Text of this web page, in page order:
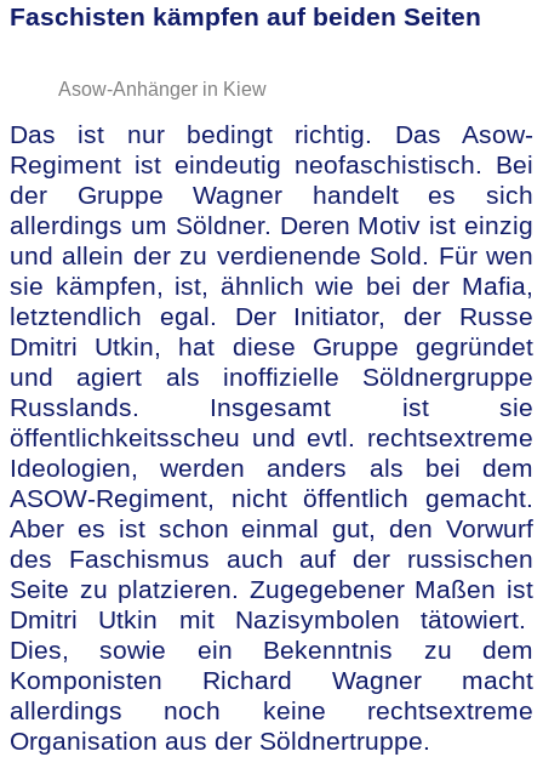
Faschisten kämpfen auf beiden Seiten
Asow-Anhänger in Kiew
Das ist nur bedingt richtig. Das Asow-
Regiment ist eindeutig neofaschistisch. Bei
der Gruppe Wagner handelt es sich
allerdings um Söldner. Deren Motiv ist einzig
und allein der zu verdienende Sold. Für wen
sie kämpfen, ist, ähnlich wie bei der Mafia,
letztendlich egal. Der Initiator, der Russe
Dmitri Utkin, hat diese Gruppe gegründet
und agiert als inoffizielle Söldnergruppe
Russlands. Insgesamt ist sie
öffentlichkeitsscheu und evtl. rechtsextreme
Ideologien, werden anders als bei dem
ASOW-Regiment, nicht öffentlich gemacht.
Aber es ist schon einmal gut, den Vorwurf
des Faschismus auch auf der russischen
Seite zu platzieren. Zugegebener Maßen ist
Dmitri Utkin mit Nazisymbolen tätowiert.
Dies, sowie ein Bekenntnis zu dem
Komponisten Richard Wagner macht
allerdings noch keine rechtsextreme
Organisation aus der Söldnertruppe.